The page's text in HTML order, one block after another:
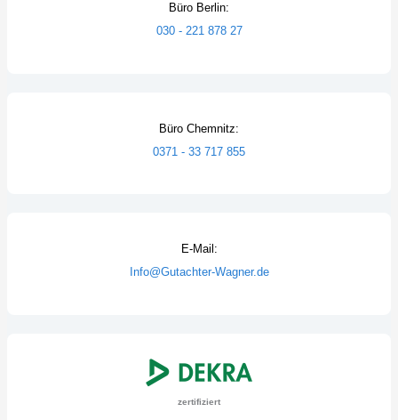
Büro Berlin:
030 - 221 878 27
Büro Chemnitz:
0371 - 33 717 855
E-Mail:
Info@Gutachter-Wagner.de
zertifiziert